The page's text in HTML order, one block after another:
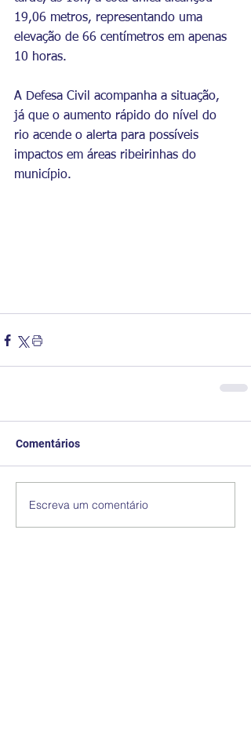
19,06 metros, representando uma
elevação de 66 centímetros em apenas
10 horas.
A Defesa Civil acompanha a situação,
já que o aumento rápido do nível do
rio acende o alerta para possíveis
impactos em áreas ribeirinhas do
município.
Comentários
Escreva um comentário